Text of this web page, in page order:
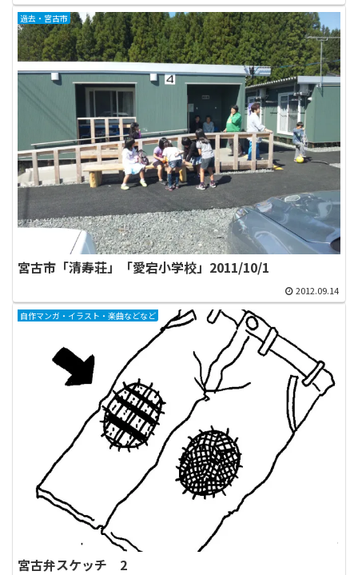
過去・宮古市
宮古市「清寿荘」「愛宕小学校」2011/10/1
2012.09.14
自作マンガ・イラスト・楽曲などなど
宮古弁スケッチ 2